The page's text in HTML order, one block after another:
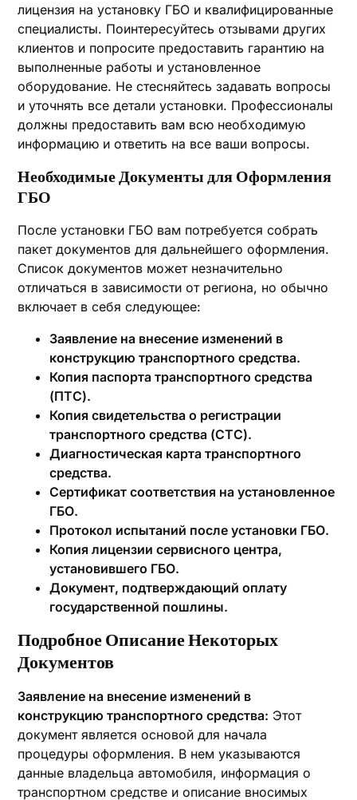
лицензия на установку ГБО и квалифицированные
специалисты. Поинтересуйтесь отзывами других
клиентов и попросите предоставить гарантию на
выполненные работы и установленное
оборудование. Не стесняйтесь задавать вопросы
и уточнять все детали установки. Профессионалы
должны предоставить вам всю необходимую
информацию и ответить на все ваши вопросы.
Необходимые Документы для Оформления
ГБО
После установки ГБО вам потребуется собрать
пакет документов для дальнейшего оформления.
Список документов может незначительно
отличаться в зависимости от региона, но обычно
включает в себя следующее:
Заявление на внесение изменений в
конструкцию транспортного средства.
Копия паспорта транспортного средства
(ПТС).
Копия свидетельства о регистрации
транспортного средства (СТС).
Диагностическая карта транспортного
средства.
Сертификат соответствия на установленное
ГБО.
Протокол испытаний после установки ГБО.
Копия лицензии сервисного центра,
установившего ГБО.
Документ, подтверждающий оплату
государственной пошлины.
Подробное Описание Некоторых
Документов
Заявление на внесение изменений в
конструкцию транспортного средства: Этот
документ является основой для начала
процедуры оформления. В нем указываются
данные владельца автомобиля, информация о
транспортном средстве и описание вносимых